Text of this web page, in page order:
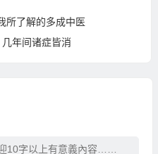
所了解的多成中医
年间诸症皆消